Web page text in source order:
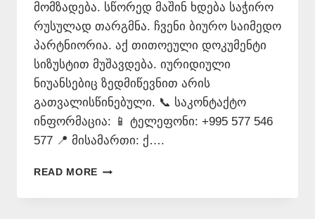
მომზადება. სწორედ მაშინ ხდება საჭირო
რუსულად თარგმნა. ჩვენი ბიურო საიმედო
პარტნიორია. აქ თითოეული დოკუმენტი
სიზუსტით მუშავდება. იურიდიული
ნიუანსებიც ზედმიწევნით არის
გათვალისწინებული. 📞 საკონტაქტო
ინფორმაცია: 📱 ტელეფონი: +995 577 546
577 📍 მისამართი: ქ….
READ MORE ᲠᲣᲡᲣᲚᲐᲓ
–